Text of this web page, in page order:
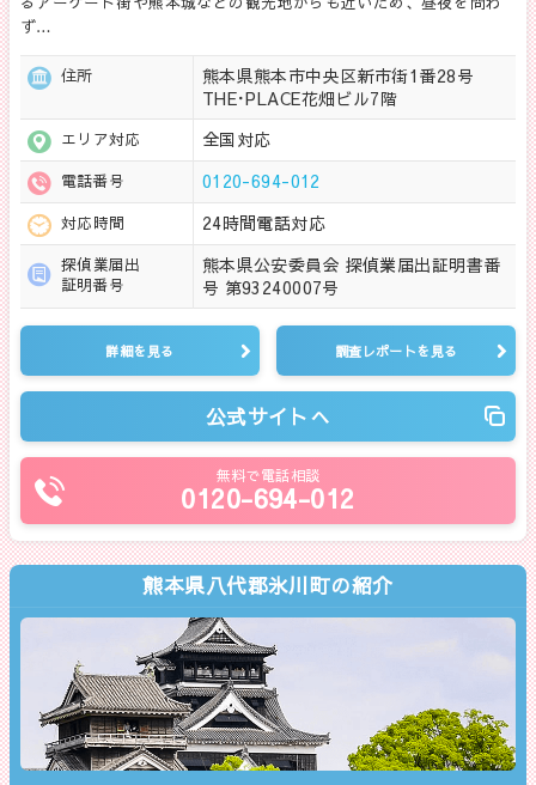
ず…
住所
熊本県熊本市中央区新市街1番28号
THE･PLACE花畑ビル7階
エリア対応 全国対応
電話番号 0120-694-012
対応時間 24時間電話対応
探偵業届出
証明番号
熊本県公安委員会 探偵業届出証明書番
号 第93240007号
詳細を見る 調査レポートを見る
公式サイトへ
無料で電話相談
0120-694-012
熊本県八代郡氷川町の紹介